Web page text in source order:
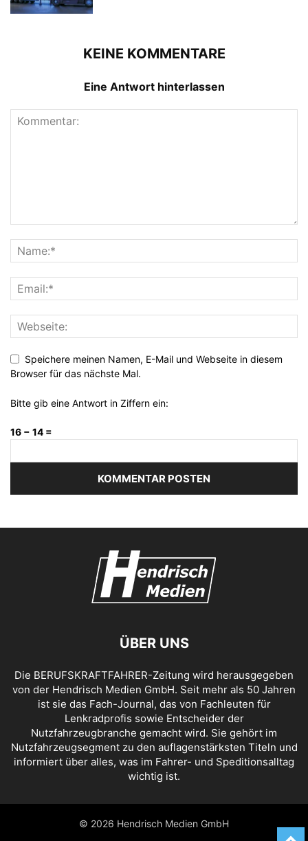
KEINE KOMMENTARE
Eine Antwort hinterlassen
Speichere meinen Namen, E-Mail und Webseite in diesem
Browser für das nächste Mal.
Bitte gib eine Antwort in Ziffern ein:
16 − 14 =
ÜBER UNS
Die BERUFSKRAFTFAHRER-Zeitung wird herausgegeben
von der Hendrisch Medien GmbH. Seit mehr als 50 Jahren
ist sie das Fach-Journal, das von Fachleuten für
Lenkradprofis sowie Entscheider der
Nutzfahrzeugbranche gemacht wird. Sie gehört im
Nutzfahrzeugsegment zu den auflagenstärksten Titeln und
informiert über alles, was im Fahrer- und Speditionsalltag
wichtig ist.
© 2026 Hendrisch Medien GmbH